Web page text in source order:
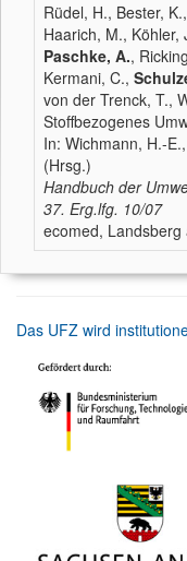
Rüdel, H., Bester,
Haarich, M., Köhler,
Paschke, A.,
Kermani, C.,
von der Trenck, T.,
Stoffbezogenes
In: Wichmann, H.-
(Hrsg.)
Handbuch der
37. Erg.lfg. 10/07
ecomed, Landsberg
Das UFZ wird